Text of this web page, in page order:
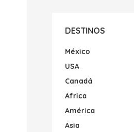
DESTINOS
México
USA
Canadá
Africa
América
Asia